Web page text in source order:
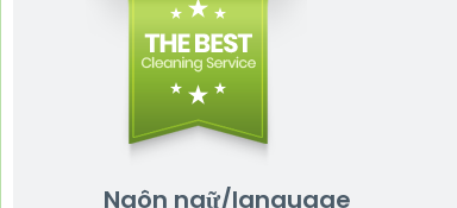
Ngôn ngữ/language